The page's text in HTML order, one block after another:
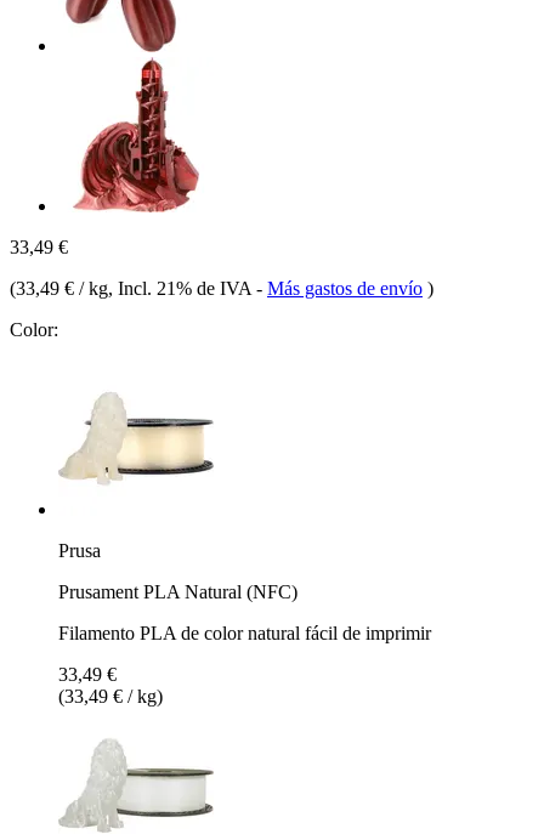
33,49 €
(33,49 € / kg, Incl. 21% de IVA - Más gastos de envío )
Color:
Prusa
Prusament PLA Natural (NFC)
Filamento PLA de color natural fácil de imprimir
33,49 €
(33,49 € / kg)